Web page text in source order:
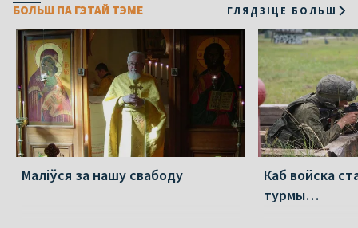
БОЛЬШ ПА ГЭТАЙ ТЭМЕ ГЛЯДЗІЦЕ БОЛЬШ
Маліўся за нашу свабоду
Каб войска
турмы…